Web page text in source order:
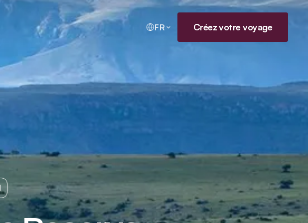
FR Créez votre voyage